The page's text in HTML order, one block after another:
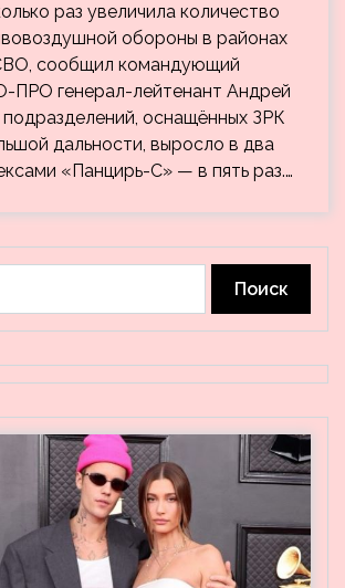
раз увеличила количество
обороны в районах
сообщил командующий
ПРО генерал-лейтенант Андрей
оснащённых ЗРК
дальности, выросло в два
«Панцирь-С» — в пять раз.…